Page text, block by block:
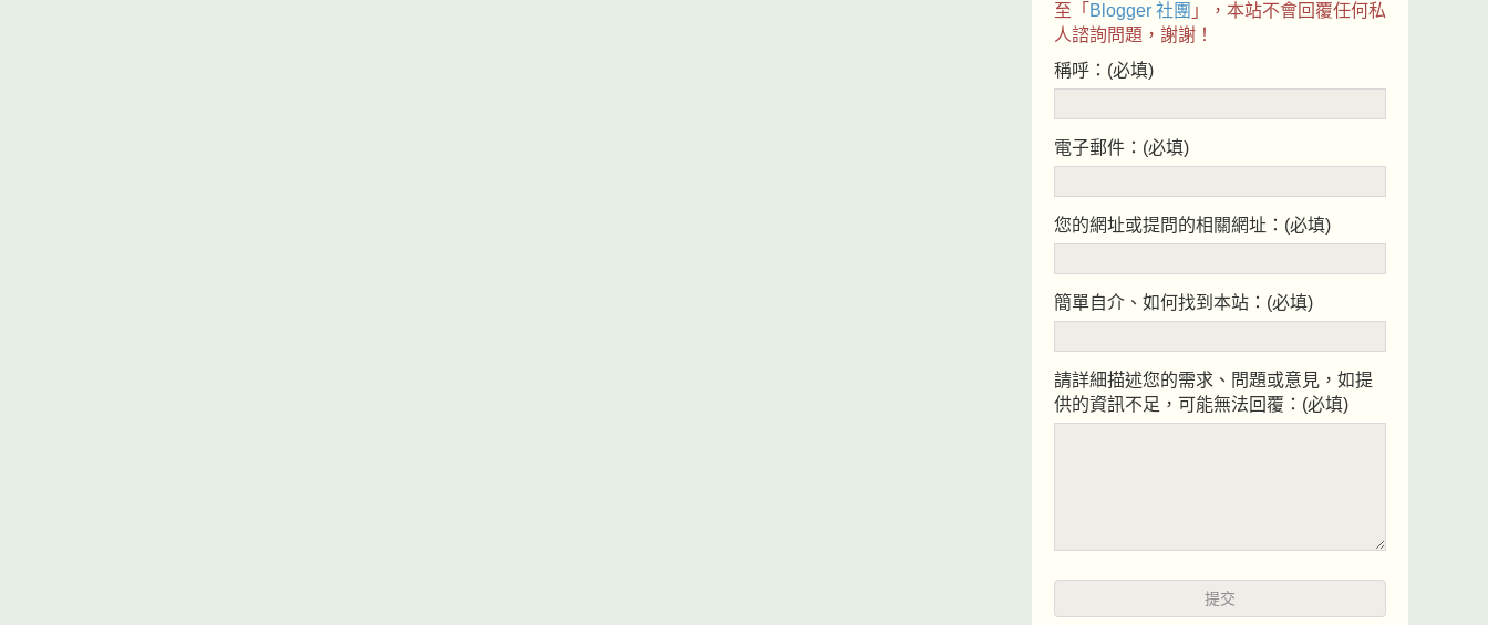
至「 Blogger 社團 」，本站不會回覆任何私
人諮詢問題，謝謝！
稱呼：(必填)
電子郵件：(必填)
您的網址或提問的相關網址：(必填)
簡單自介、如何找到本站：(必填)
請詳細描述您的需求、問題或意見，如提
供的資訊不足，可能無法回覆：(必填)